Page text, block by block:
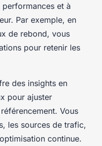
et à
Par exemple, en
de rebond, vous
pour retenir les
des insights en
pour ajuster
Vous
les sources de trafic,
continue.